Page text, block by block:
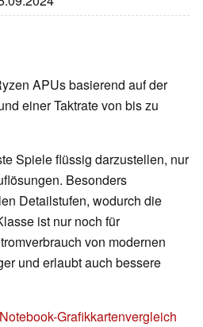
APUs basierend auf der
einer Taktrate von bis zu
Spiele flüssig darzustellen, nur
Besonders
Detailstufen, wodurch die
ist nur noch für
von modernen
und erlaubt auch bessere
Notebook-Grafikkartenvergleich